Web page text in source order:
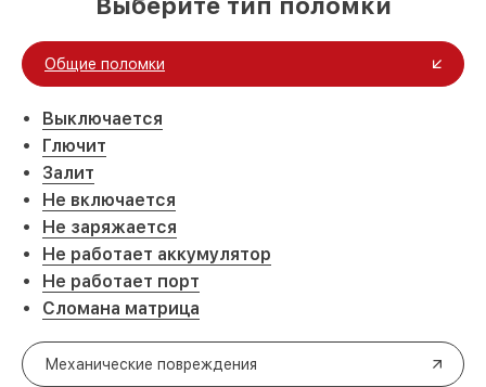
Общие поломки
Выключается
Глючит
Залит
Не включается
Не заряжается
Не работает аккумулятор
Не работает порт
Сломана матрица
Механические повреждения